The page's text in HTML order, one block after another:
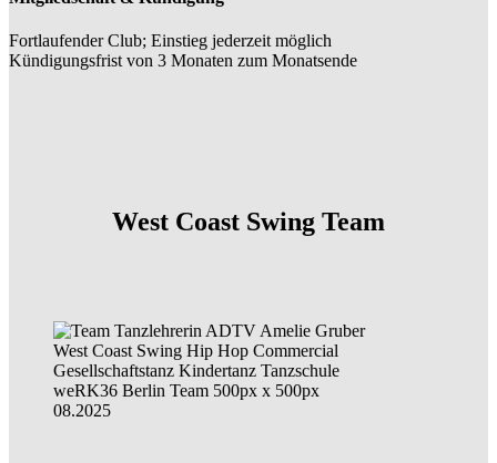
Fortlaufender Club; Einstieg jederzeit möglich
Kündigungsfrist von 3 Monaten zum Monatsende
West Coast Swing Team